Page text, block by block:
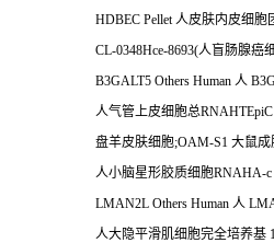
HDBEC Pellet 人皮肤内皮细胞
CL-0348Hce-8693(人盲肠腺癌
B3GALT5 Others Human 人
人气管上皮细胞总
盘羊皮肤细胞;OAM-S1 大鼠成
人小脑星形胶质细胞RNAHA-c
LMAN2L Others Human 人
人大隐平滑肌细胞完全培养基